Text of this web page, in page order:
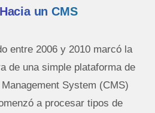
un CMS
entre 2006 y 2010 marcó la
de una simple plataforma de
System (CMS)
a procesar tipos de